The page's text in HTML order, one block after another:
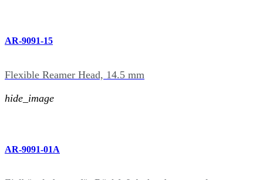
AR-9091-15
Flexible Reamer Head, 14.5 mm
hide_image
AR-9091-01A